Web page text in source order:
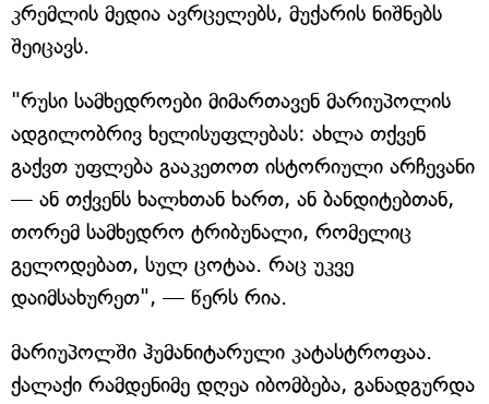
კრემლის მედია ავრცელებს, მუქარის ნიშნებს
შეიცავს.
"რუსი სამხედროები მიმართავენ მარიუპოლის
ადგილობრივ ხელისუფლებას: ახლა თქვენ
გაქვთ უფლება გააკეთოთ ისტორიული არჩევანი
— ან თქვენს ხალხთან ხართ, ან ბანდიტებთან,
თორემ სამხედრო ტრიბუნალი, რომელიც
გელოდებათ, სულ ცოტაა. რაც უკვე
დაიმსახურეთ", — წერს რია.
მარიუპოლში ჰუმანიტარული კატასტროფაა.
ქალაქი რამდენიმე დღეა იბომბება, განადგურდა